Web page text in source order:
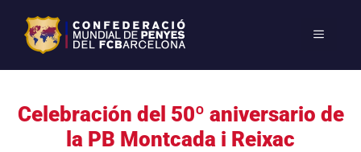
Celebración del 50º aniversario de
la PB Montcada i Reixac